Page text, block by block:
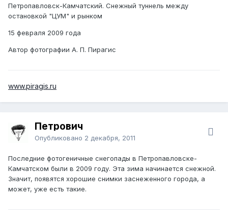
Петропавловск-Камчатский. Снежный туннель между
остановкой "ЦУМ" и рынком
15 февраля 2009 года
Автор фотографии А. П. Пирагис
www.piragis.ru
Петрович
Опубликовано 2 декабря, 2011
Последние фотогеничные снегопады в Петропавловске-
Камчатском были в 2009 году. Эта зима начинается снежной.
Значит, появятся хорошие снимки заснеженного города, а
может, уже есть такие.